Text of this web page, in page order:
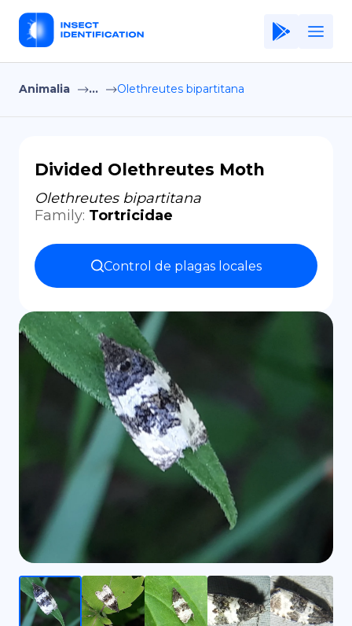
Home
Terms of Use
Privacy Policy
EN
DE
Animalia ... Olethreutes bipartitana
Divided Olethreutes Moth
Olethreutes bipartitana
Family: Tortricidae
Control de plagas locales